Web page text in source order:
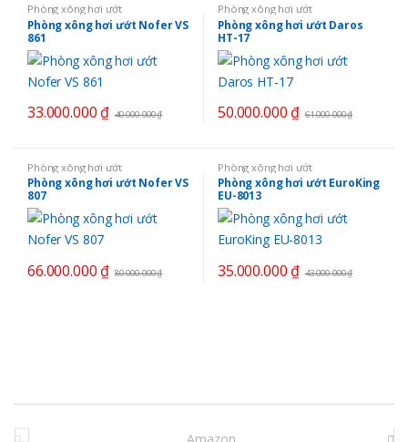
Phòng xông hơi ướt
Phòng xông hơi ướt Nofer VS
861
33.000.000 ₫ 40.000.000₫
Phòng xông hơi ướt
Phòng xông hơi ướt Daros
HT-17
50.000.000 ₫ 61.000.000₫
Phòng xông hơi ướt
Phòng xông hơi ướt Nofer VS
807
66.000.000 ₫ 80.000.000₫
Phòng xông hơi ướt
Phòng xông hơi ướt EuroKing
EU-8013
35.000.000 ₫ 43.000.000₫